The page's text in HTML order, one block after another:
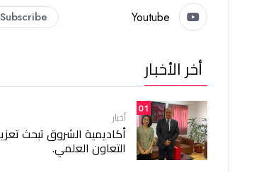
Youtube
Subscribe
أخر الأخبار
01
أخبار
أكاديمية الشروق تبحث
التعاون العلمي.